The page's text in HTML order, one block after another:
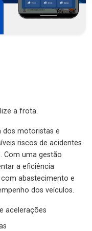
a frota.
dos motoristas e
riscos de acidentes
Com uma gestão
a eficiência
abastecimento e
dos veículos.
acelerações